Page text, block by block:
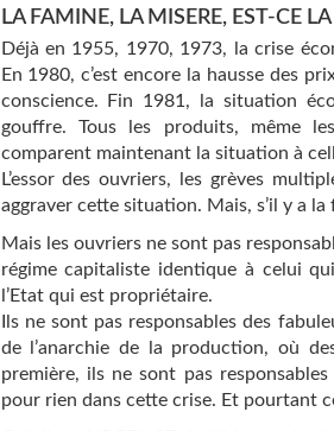
LA FAMINE, LA MISERE, EST-CE
Déjà en 1955, 1970, 1973, la crise
En 1980, c’est encore la hausse des
conscience. Fin 1981, la situation
gouffre. Tous les produits, même
comparent maintenant la situation à
L’essor des ouvriers, les grèves
aggraver cette situation. Mais, s’il y a la
Mais les ouvriers ne sont pas
régime capitaliste identique à celui
l’Etat qui est propriétaire.
Ils ne sont pas responsables des
de l’anarchie de la production, où
première, ils ne sont pas
pour rien dans cette crise. Et pourtant